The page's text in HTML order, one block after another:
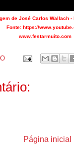
de José Carlos Wallach -
Fonte: https://
www.festarmuito.com
Página inicial